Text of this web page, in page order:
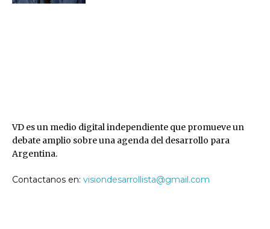
VD es un medio digital independiente que promueve un
debate amplio sobre una agenda del desarrollo para
Argentina.
Contactanos en: visiondesarrollista@gmail.com